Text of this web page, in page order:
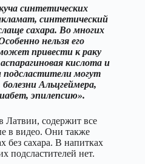
синтетических
синтетический
сахара. Во многих
нельзя его
привести к раку
кислота и
могут
Альцгеймера,
эпилепсию».
Латвии, содержит все
в видео. Они также
без сахара. В напитках
подсластителей нет.